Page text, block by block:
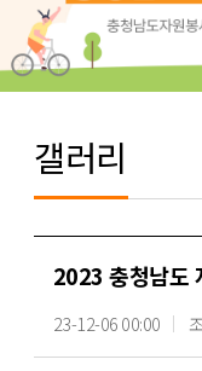
갤러리
2023 충청남도
23-12-06 00:00